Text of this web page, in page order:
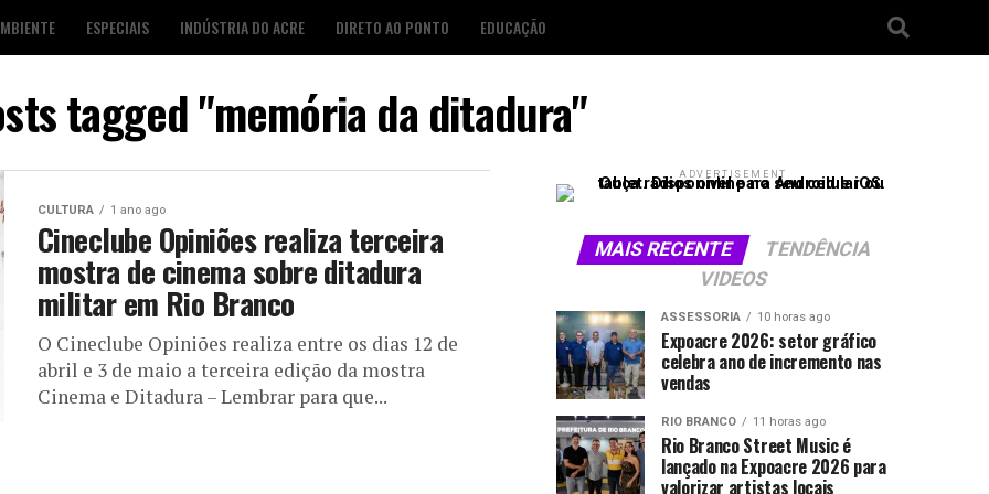
ESPECIAIS INDÚSTRIA DO ACRE DIRETO AO PONTO EDUCAÇÃO
tagged "memória da ditadura"
CULTURA 1 ano ago
Cineclube Opiniões realiza terceira
mostra de cinema sobre ditadura
militar em Rio Branco
O Cineclube Opiniões realiza entre os dias 12 de
abril e 3 de maio a terceira edição da mostra
Cinema e Ditadura – Lembrar para que...
ADVERTISEMENT
MAIS RECENTE
TENDÊNCIA
VIDEOS
ASSESSORIA 10 horas ago
Expoacre 2026: setor gráfico
celebra ano de incremento nas
vendas
RIO BRANCO 11 horas ago
Rio Branco Street Music é
lançado na Expoacre 2026 para
valorizar artistas locais